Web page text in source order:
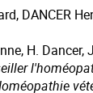
DANCER
H. Dancer,